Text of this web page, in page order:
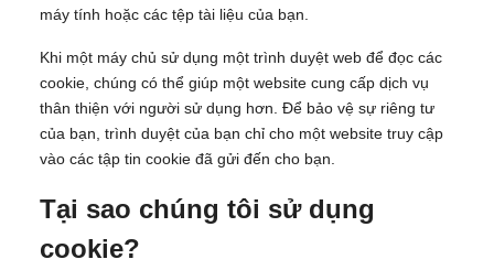
máy tính hoặc các tệp tài liệu của bạn.
Khi một máy chủ sử dụng một trình duyệt web để đọc các
cookie, chúng có thể giúp một website cung cấp dịch vụ
thân thiện với người sử dụng hơn. Để bảo vệ sự riêng tư
của bạn, trình duyệt của bạn chỉ cho một website truy cập
vào các tập tin cookie đã gửi đến cho bạn.
Tại sao chúng tôi sử dụng
cookie?